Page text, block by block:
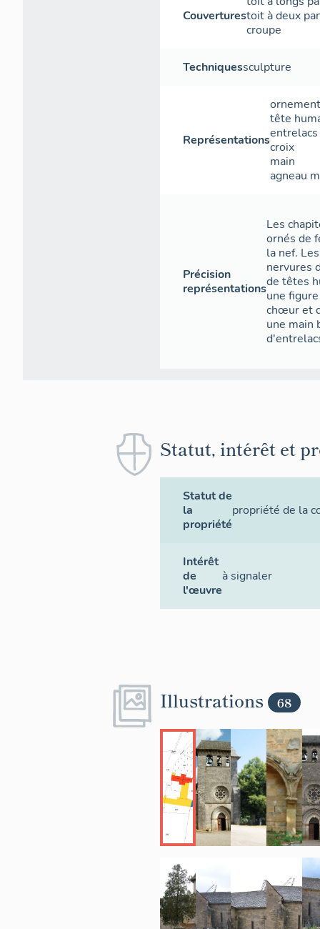
Couverturestoit à deux
croupe
Techniquessculpture
Représentations
tête
entrelacs
croix
main
agneau
Précision
représentations
Les
ornés de
la nef.
nervures
de têtes
une
chœur et
une main
Statut, intérêt et
Statut de
la
propriété
propriété de la
Intérêt
de
l'œuvre
à signaler
Illustrations 68